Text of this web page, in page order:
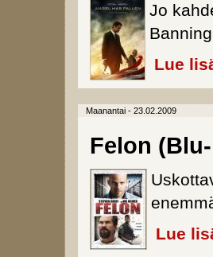
Jo
Lue
Maanantai - 23.02.2009
Felon
Lue